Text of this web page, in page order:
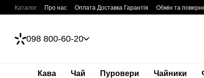
Перейти до основного контенту
Каталог Про нас Оплата Доставка Гарантія Обмін та
098 800-60-20
Кава Чай Пуровери Чайники